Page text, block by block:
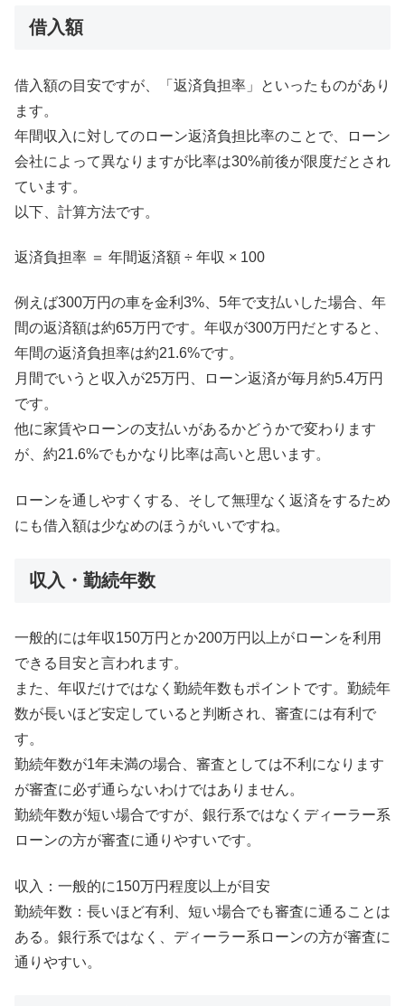
借入額
借入額の目安ですが、「返済負担率」といったものがあり
ます。
年間収入に対してのローン返済負担比率のことで、ローン
会社によって異なりますが比率は30%前後が限度だとされ
ています。
以下、計算方法です。
返済負担率 ＝ 年間返済額 ÷ 年収 × 100
例えば300万円の車を金利3%、5年で支払いした場合、年
間の返済額は約65万円です。年収が300万円だとすると、
年間の返済負担率は約21.6%です。
月間でいうと収入が25万円、ローン返済が毎月約5.4万円
です。
他に家賃やローンの支払いがあるかどうかで変わります
が、約21.6%でもかなり比率は高いと思います。
ローンを通しやすくする、そして無理なく返済をするため
にも借入額は少なめのほうがいいですね。
収入・勤続年数
一般的には年収150万円とか200万円以上がローンを利用
できる目安と言われます。
また、年収だけではなく勤続年数もポイントです。勤続年
数が長いほど安定していると判断され、審査には有利で
す。
勤続年数が1年未満の場合、審査としては不利になります
が審査に必ず通らないわけではありません。
勤続年数が短い場合ですが、銀行系ではなくディーラー系
ローンの方が審査に通りやすいです。
収入：一般的に150万円程度以上が目安
勤続年数：長いほど有利、短い場合でも審査に通ることは
ある。銀行系ではなく、ディーラー系ローンの方が審査に
通りやすい。